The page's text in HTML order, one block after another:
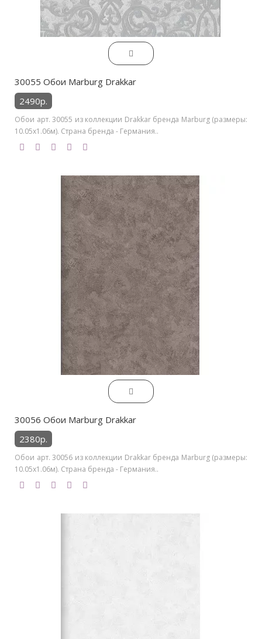
30055 Обои Marburg Drakkar
2490р.
Обои арт. 30055 из коллекции Drakkar бренда Marburg (размеры:
10.05х1.06м). Страна бренда - Германия..
30056 Обои Marburg Drakkar
2380р.
Обои арт. 30056 из коллекции Drakkar бренда Marburg (размеры:
10.05х1.06м). Страна бренда - Германия..